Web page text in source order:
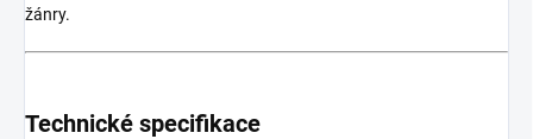
žánry.
Technické specifikace